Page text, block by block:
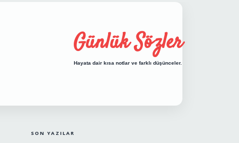
Günlük Sözler
Hayata dair kısa notlar ve farklı düşünceler.
SON YAZILAR